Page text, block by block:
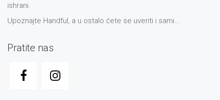
ishrani.
Upoznajte Handful, a u ostalo ćete se uveriti i sami...
Pratite nas